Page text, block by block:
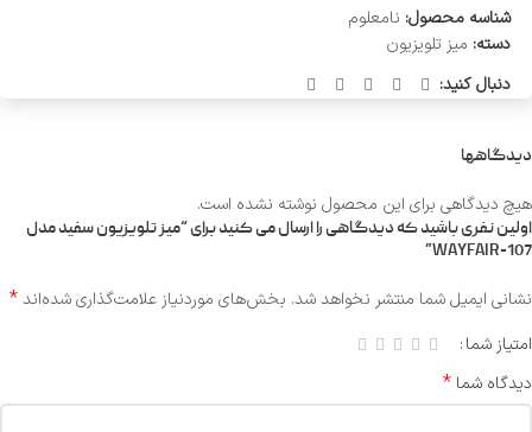
شناسه محصول: نامعلوم
دسته: میز تلویزیون
دنبال کنید:
دیدگاهها
هیچ دیدگاهی برای این محصول نوشته نشده است.
اولین نفری باشید که دیدگاهی را ارسال می کنید برای “میز تلویزیون سفید مدل
WAYFAIR-107”
نشانی ایمیل شما منتشر نخواهد شد. بخش‌های موردنیاز علامت‌گذاری شده‌اند*
امتیاز شما
دیدگاه شما *